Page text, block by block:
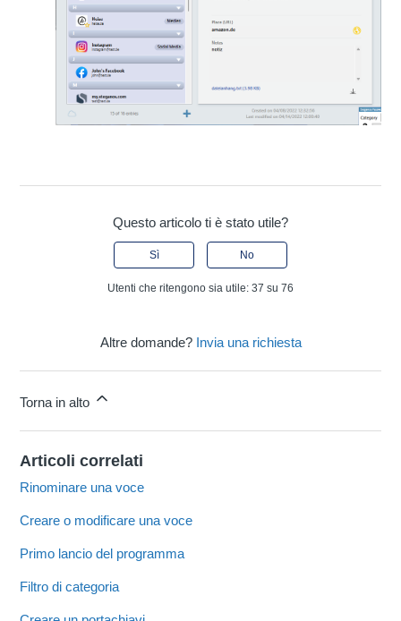
Questo articolo ti è stato utile?
Sì No
Utenti che ritengono sia utile: 37 su 76
Altre domande? Invia una richiesta
Torna in alto
Articoli correlati
Rinominare una voce
Creare o modificare una voce
Primo lancio del programma
Filtro di categoria